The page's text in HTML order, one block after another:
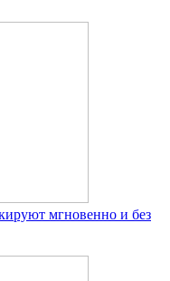
мгновенно и без